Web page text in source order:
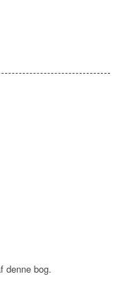
denne bog.